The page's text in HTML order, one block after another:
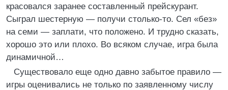
красовался заранее составленный прейскурант.
Сыграл шестерную — получи столько-то. Сел «без»
на семи — заплати, что положено. И трудно сказать,
хорошо это или плохо. Во всяком случае, игра была
динамичной…
Существовало еще одно давно забытое правило —
игры оценивались не только по заявленному числу